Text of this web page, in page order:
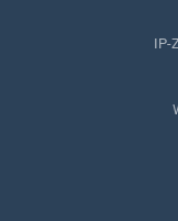
IP-